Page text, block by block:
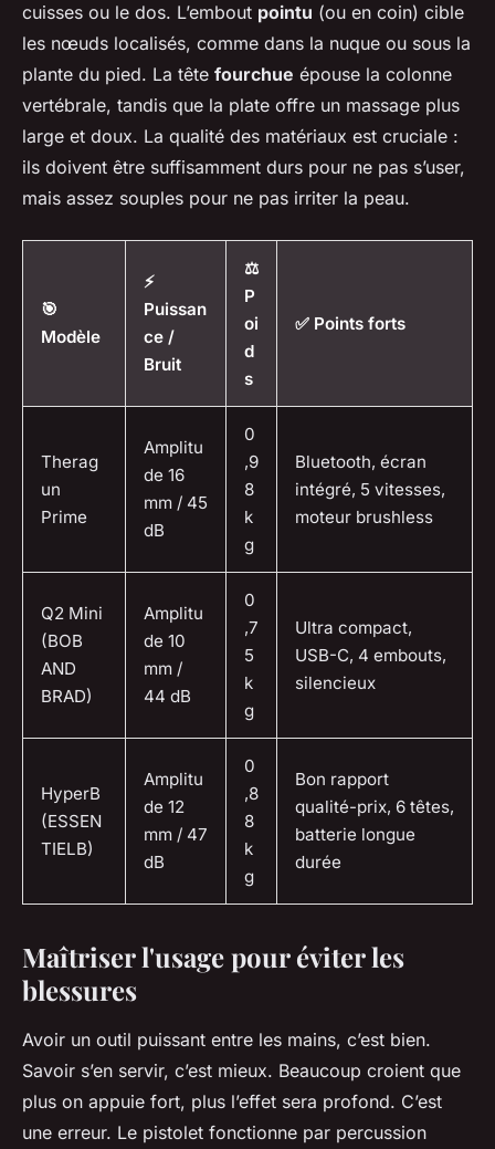
cuisses ou le dos. L’embout pointu (ou en coin) cible
les nœuds localisés, comme dans la nuque ou sous la
plante du pied. La tête fourchue épouse la colonne
vertébrale, tandis que la plate offre un massage plus
large et doux. La qualité des matériaux est cruciale :
ils doivent être suffisamment durs pour ne pas s’user,
mais assez souples pour ne pas irriter la peau.
🎯
Modèle
⚡
Puissan
ce /
Bruit
⚖️
P
oi
d
s
✅ Points forts
Therag
un
Prime
Amplitu
de 16
mm / 45
dB
0
,9
8
k
g
Bluetooth, écran
intégré, 5 vitesses,
moteur brushless
Q2 Mini
(BOB
AND
BRAD)
Amplitu
de 10
mm /
44 dB
0
,7
5
k
g
Ultra compact,
USB-C, 4 embouts,
silencieux
HyperB
(ESSEN
TIELB)
Amplitu
de 12
mm / 47
dB
0
,8
8
k
g
Bon rapport
qualité-prix, 6 têtes,
batterie longue
durée
Maîtriser l'usage pour éviter les
blessures
Avoir un outil puissant entre les mains, c’est bien.
Savoir s’en servir, c’est mieux. Beaucoup croient que
plus on appuie fort, plus l’effet sera profond. C’est
une erreur. Le pistolet fonctionne par percussion